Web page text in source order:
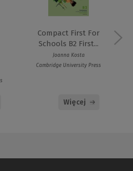
Compact First For
Schools B2 First...
Joanna Kosta
Cambridge University Press
Więcej